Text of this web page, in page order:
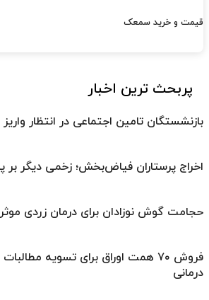
قیمت و خرید سمعک
پربحث ترین اخبار
بازنشستگان تامین اجتماعی در انتظار
اخراج پرستاران فیاض‌بخش؛ زخمی دیگر بر
حجامت گوش نوزادان برای درمان زردی
فروش ۷۰ همت اوراق برای تسویه
درمانی